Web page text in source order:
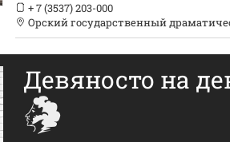
+ 7 (3537) 203-000
Орский государственный
Девяносто на